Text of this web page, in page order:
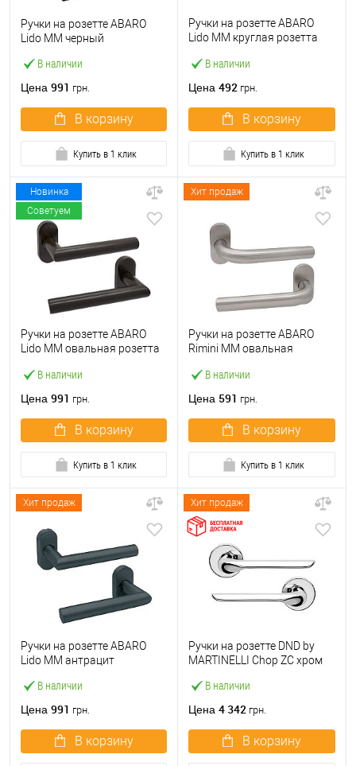
В наличии
Ручки на розетте ABARO
Lido MM черный
Цена 991 грн.
В корзину
Купить в 1 клик
В наличии
Ручки на розетте ABARO
Lido MM круглая розетта
Цена 492 грн.
В корзину
Купить в 1 клик
Новинка
Советуем
В наличии
Ручки на розетте ABARO
Lido MM овальная розетта
Цена 991 грн.
В корзину
Купить в 1 клик
Хит продаж
В наличии
Ручки на розетте ABARO
Rimini MM овальная
сталь
Цена 591 грн.
В корзину
Купить в 1 клик
Хит продаж
В наличии
Ручки на розетте ABARO
Lido MM антрацит
Цена 991 грн.
В корзину
Хит продаж
В наличии
Ручки на розетте DND by
MARTINELLI Chop ZC хром
Цена 4 342 грн.
В корзину